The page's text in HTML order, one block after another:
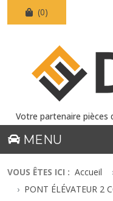
(0)
Votre partenaire pièces
MENU
VOUS ÊTES ICI : Accueil
PONT ÉLÉVATEUR 2